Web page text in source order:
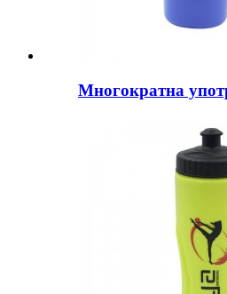
Многократна